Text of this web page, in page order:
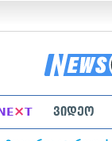
×T ვიდეო